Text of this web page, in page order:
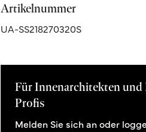
Artikelnummer
UA-SS218270320S
Für Innenarchitekten
Profis
Melden Sie sich an oder